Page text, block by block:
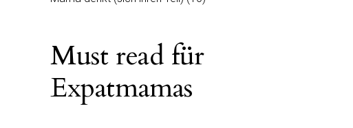
Must read für
Expatmamas